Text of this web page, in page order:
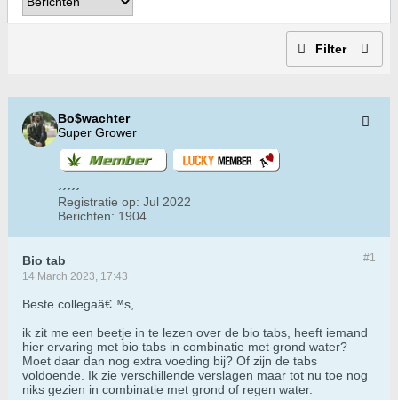
Filter
Bo$wachter
Super Grower
Registratie op: Jul 2022
Berichten: 1904
#1
Bio tab
14 March 2023, 17:43
Beste collegaâ€™s,
ik zit me een beetje in te lezen over de bio tabs, heeft iemand
hier ervaring met bio tabs in combinatie met grond water?
Moet daar dan nog extra voeding bij? Of zijn de tabs
voldoende. Ik zie verschillende verslagen maar tot nu toe nog
niks gezien in combinatie met grond of regen water.